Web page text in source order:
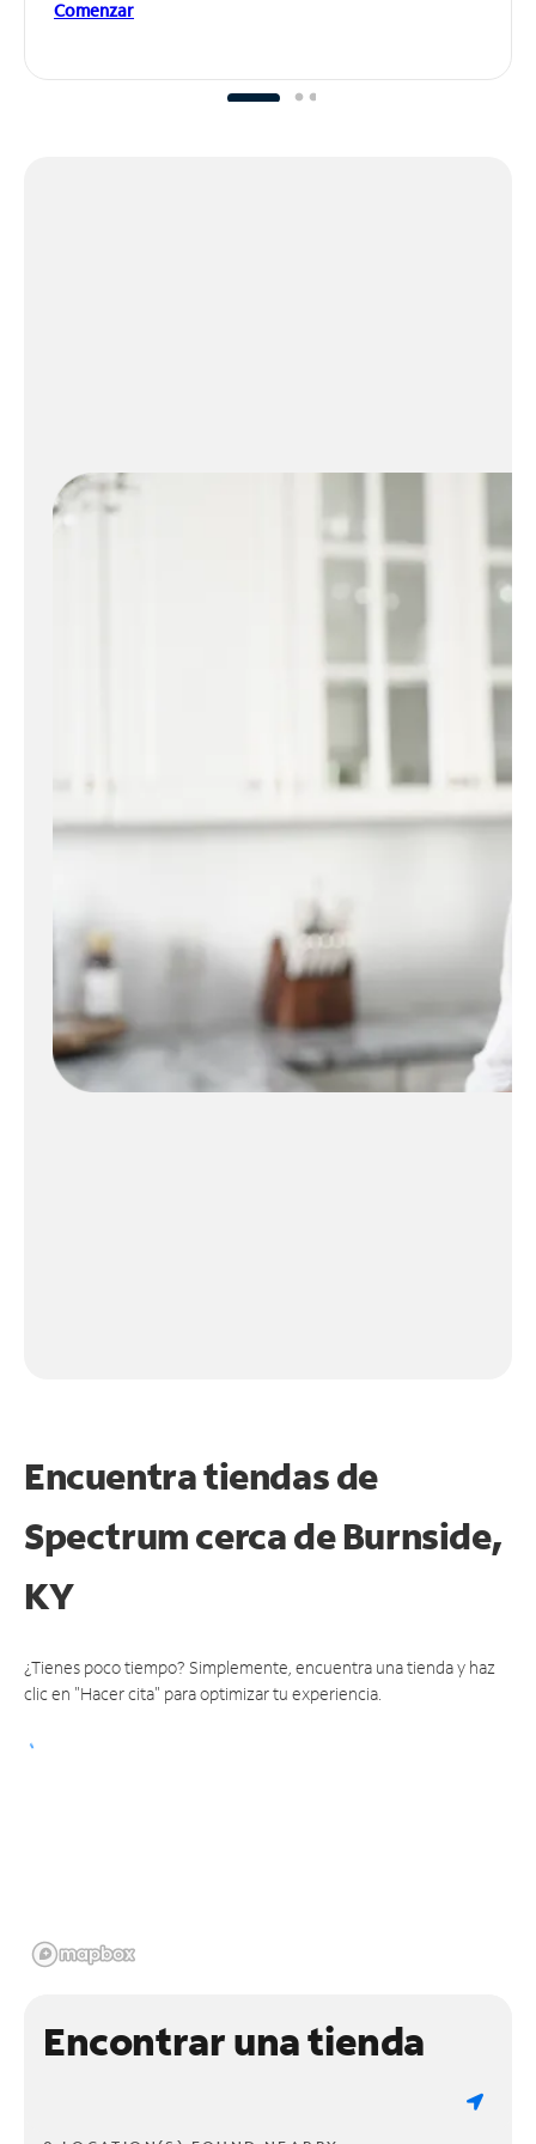
Comenzar
Encuentra tiendas de
Spectrum cerca deBurnside,
KY
¿Tienes poco tiempo? Simplemente, encuentra una tienda y haz
clic en "Hacer cita" para optimizar tu experiencia.
Encontrar una tienda